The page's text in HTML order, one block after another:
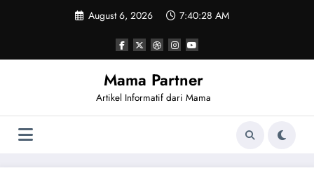
August 6, 2026 7:40:28 AM
Mama Partner
Artikel Informatif dari Mama